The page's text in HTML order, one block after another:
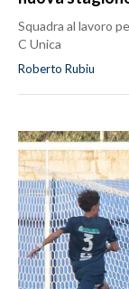
Squadra al lavoro
C Unica
Roberto Rubiu